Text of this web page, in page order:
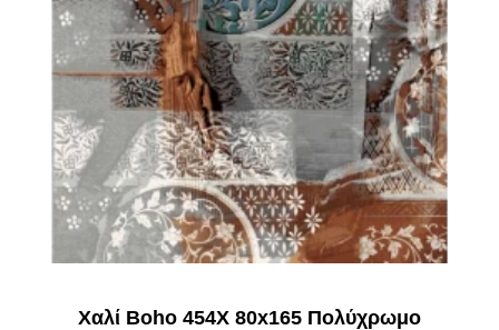
Χαλί Boho 454X 80x165 Πολύχρωμο